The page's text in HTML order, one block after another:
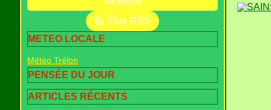
Flux RSS
METEO LOCALE
Météo Trélon
PENSÉE DU JOUR
ARTICLES RÉCENTS